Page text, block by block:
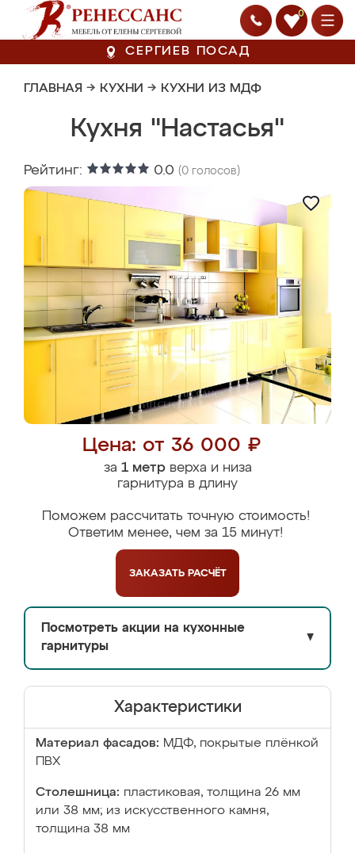
0
СЕРГИЕВ ПОСАД
ГЛАВНАЯ → КУХНИ → КУХНИ ИЗ МДФ
Кухня "Настасья"
Рейтинг: 0.0 (0 голосов)
Цена: от 36 000 ₽
за 1 метрверха и низа
гарнитура в длину
Поможем рассчитать точную стоимость!
Ответим менее, чем за 15 минут!
ЗАКАЗАТЬ РАСЧЁТ
Посмотреть акции на кухонные
гарнитуры
▼
Характеристики
Материал фасадов: МДФ, покрытые плёнкой
ПВХ
Столешница: пластиковая, толщина 26 мм
или 38 мм; из искусственного камня,
толщина 38 мм